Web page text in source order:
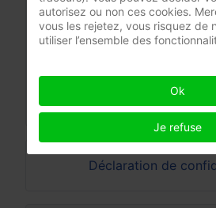
Aufsichtsbehörde: Mag.
11. Bezirk /
Déclaration de
autorisez ou non ces cookies.
vous les rejetez, vous risquez de
utiliser l’ensemble des
Ok
Je refuse